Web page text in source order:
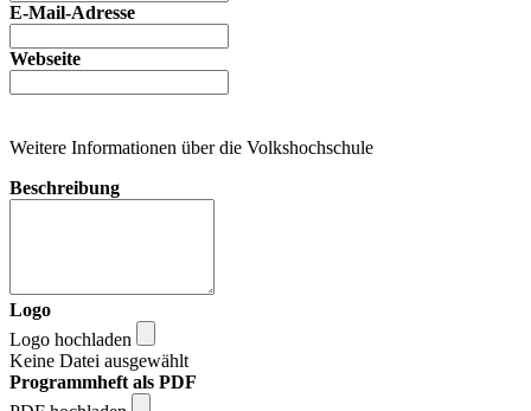
E-Mail-Adresse
Webseite
Weitere Informationen über die Volkshochschule
Beschreibung
Logo
Logo hochladen
Keine Datei ausgewählt
Programmheft als PDF